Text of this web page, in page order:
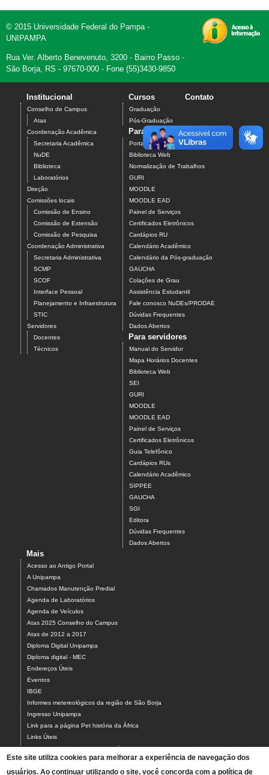
© 2015 Universidade Federal do Pampa -
UNIPAMPA
Rua Ver. Alberto Benevenuto, 3200 - Bairro Passo -
São Borja, RS - 97670-000 - Fone (55)3430-9850
Institucional
Conselho de Campus
Atas
Coordenação Acadêmica
Secretaria Acadêmica
NuDE
Biblioteca
Laboratórios
Direção
Comissões locais
Comissão de Ensino
Comissão de Extensão
Comissão de Pesquisa
Coordenação Administrativa
Secretaria Administrativa
SCMP
SCOF
Interface Pessoal
Planejamento e Infraestrutura
STIC
Servidores
Docentes
Técnicos
Cursos
Graduação
Pós-Graduação
Contato
Para estudantes
Portal do Aluno
Biblioteca Web
Normalização de Trabalhos
GURI
MOODLE
MOODLE EAD
Painel de Serviços
Certificados Eletrônicos
Cardápios RU
Calendário Acadêmico
Calendário da Pós-graduação
GAUCHA
Colações de Grau
Assistência Estudantil
Fale conosco NuDEs/PRODAE
Dúvidas Frequentes
Dados Abertos
Para servidores
Manual do Servidor
Mapa Horários Docentes
Biblioteca Web
SEI
GURI
MOODLE
MOODLE EAD
Painel de Serviços
Certificados Eletrônicos
Guia Telefônico
Cardápios RUs
Calendário Acadêmico
SIPPEE
GAUCHA
SGI
Editora
Dúvidas Frequentes
Dados Abertos
Mais
Acesso ao Antigo Portal
A Unipampa
Chamados Manutenção Predial
Agenda de Laboratórios
Agenda de Veículos
Atas 2025 Conselho do Campus
Atas de 2012 a 2017
Diploma Digital Unipampa
Diploma digital - MEC
Endereços Úteis
Eventos
IBGE
Informes metereológicos da região de São Borja
Ingresso Unipampa
Link para a página Pet história da África
Links Úteis
Mercado de Trabalho - Cursos São Borja
NEABI LANCEIROS NEGROS - SÃO BORJA
Pedido Almox
Este site utiliza cookies para melhorar a experiência de navegação dos
usuários. Ao continuar utilizando o site, você concorda com a política de